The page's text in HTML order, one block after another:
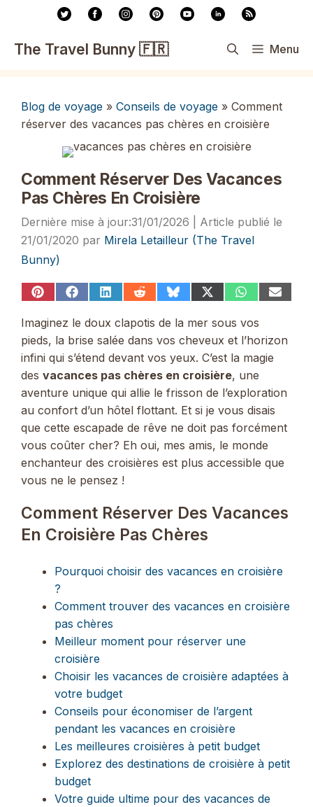
contenu
The Travel Bunny 🇫🇷 Menu
Blog de voyage » Conseils de voyage » Comment
réserver des vacances pas chères en croisière
Comment Réserver Des Vacances
Pas Chères En Croisière
31/01/2026
21/01/2020 par Mirela Letailleur (The Travel
Bunny)
Share
Pinterest
Share
Facebook
Share
LinkedIn
Share
Reddit
Share
Bluesky
Share
(Twitter)
ShareShare
Imaginez le doux clapotis de la mer sous vos
pieds, la brise salée dans vos cheveux et l’horizon
infini qui s’étend devant vos yeux. C’est la magie
des vacances pas chères en croisière, une
aventure unique qui allie le frisson de l’exploration
au confort d’un hôtel flottant. Et si je vous disais
que cette escapade de rêve ne doit pas forcément
vous coûter cher? Eh oui, mes amis, le monde
enchanteur des croisières est plus accessible que
vous ne le pensez !
Comment Réserver Des Vacances
En Croisière Pas Chères
Pourquoi choisir des vacances en croisière
?
Comment trouver des vacances en croisière
pas chères
Meilleur moment pour réserver une
croisière
Choisir les vacances de croisière adaptées à
votre budget
Conseils pour économiser de l’argent
pendant les vacances en croisière
Les meilleures croisières à petit budget
Explorez des destinations de croisière à petit
budget
Votre guide ultime pour des vacances de